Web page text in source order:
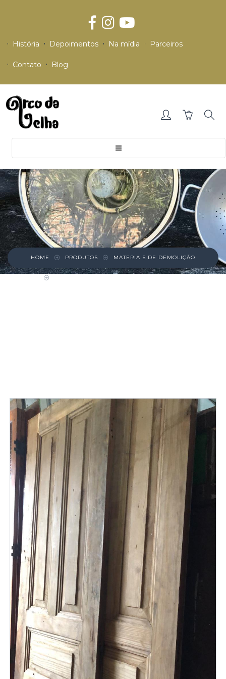
História Depoimentos Na mídia Parceiros
Contato Blog
HOME PRODUTOS MATERIAIS DE DEMOLIÇÃO